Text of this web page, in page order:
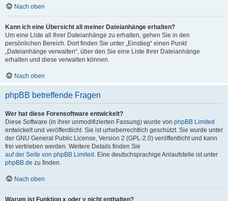
Nach oben
Kann ich eine Übersicht all meiner Dateianhänge erhalten?
Um eine Liste all Ihrer Dateianhänge zu erhalten, gehen Sie in den
persönlichen Bereich. Dort finden Sie unter „Einstieg“ einen Punkt
„Dateianhänge verwalten“, über den Sie eine Liste Ihrer Dateianhänge
erhalten und diese verwalten können.
Nach oben
phpBB betreffende Fragen
Wer hat diese Forensoftware entwickelt?
Diese Software (in ihrer unmodifizierten Fassung) wurde von phpBB Limited
entwickelt und veröffentlicht. Sie ist urheberrechtlich geschützt. Sie wurde unter
der GNU General Public License, Version 2 (GPL-2.0) veröffentlicht und kann
frei vertrieben werden. Weitere Details finden Sie
auf der Seite von phpBB Limited . Eine deutschsprachige Anlaufstelle ist unter
phpBB.de zu finden.
Nach oben
Warum ist Funktion x oder y nicht enthalten?